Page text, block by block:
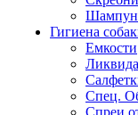
Гигиена
Емкости
Спец.
Спреи